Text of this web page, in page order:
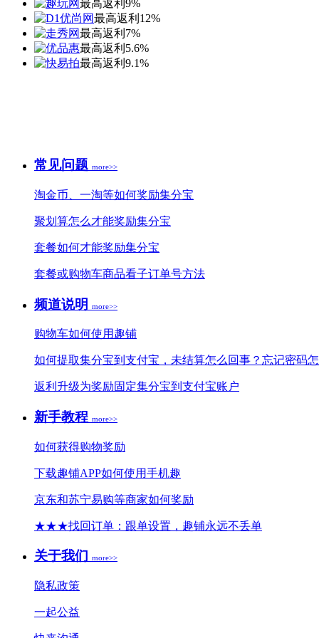
最高返利9%
最高返利12%
最高返利7%
最高返利5.6%
最高返利9.1%
常见问题 more>>
淘金币、一淘等如何奖励集分宝
聚划算怎么才能奖励集分宝
套餐如何才能奖励集分宝
套餐或购物车商品看子订单号方法
频道说明 more>>
购物车如何使用趣铺
如何提取集分宝到支付宝，未结算怎么回事？忘记密码
返利升级为奖励固定集分宝到支付宝账户
新手教程 more>>
如何获得购物奖励
下载趣铺APP如何使用手机趣
京东和苏宁易购等商家如何奖励
★★★找回订单：跟单设置，趣铺永远不丢单
关于我们 more>>
隐私政策
一起公益